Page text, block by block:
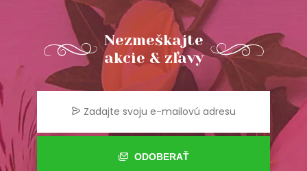
Nezmeškajte
akcie & zľavy
ODOBERAŤ